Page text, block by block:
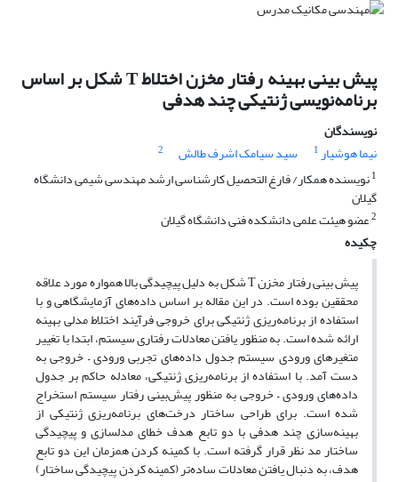
پیش بینی بهینه رفتار مخزن اختلاط T شکل بر اساس
برنامه‌نویسی ژنتیکی چند هدفی
نویسندگان
نیما هوشیار1 سید سیامک اشرف طالش
2
1نویسنده همکار/ فارغ التحصیل کارشناسی ارشد مهندسی شیمی دانشگاه
گیلان
2عضو هیئت علمی دانشکده فنی دانشگاه گیلان
چکیده
پیش بینی رفتار مخزن T شکل به دلیل پیچیدگی بالا همواره مورد علاقه
محققین بوده است. در این مقاله بر اساس داده‌های آزمایشگاهی و با
استفاده از برنامه‌ریزی ژنتیکی برای خروجی فرآیند اختلاط مدلی بهینه
ارائه شده است. به منظور یافتن معادلات رفتاری سیستم، ابتدا با تغییر
متغیر‌های ورودی سیستم جدول داده‌های تجربی ورودی – خروجی به
دست آمد. با استفاده از برنامه‌ریزی ژنتیکی، معادله حاکم بر جدول
داده‌های ورودی – خروجی به منظور پیش‌بینی رفتار سیستم استخراج
شده است. برای طراحی ساختار درخت‌های برنامه‌ریزی ژنتیکی از
بهینه‌‌سازی چند هدفی با دو تابع هدف خطای مدلسازی و پیچیدگی
ساختار مد نظر قرار گرفته است. با کمینه کردن همزمان این دو تابع
هدف، به دنبال یافتن معادلات ساده‌تر (کمینه کردن پیچیدگی ساختار)